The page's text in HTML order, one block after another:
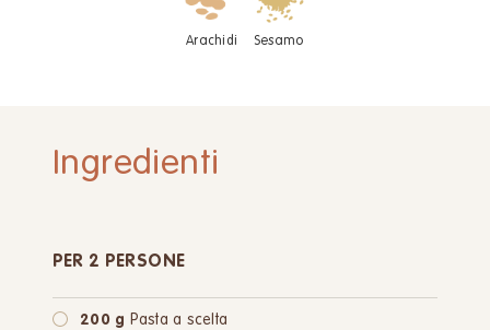
Arachidi Sesamo
Ingredienti
PER 2 PERSONE
200 g Pasta a scelta